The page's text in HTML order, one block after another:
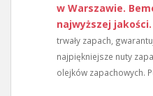
w Warszawie.
najwyższej jakości.
trwały zapach,
najpiękniejsze nuty
olejków zapachowych.